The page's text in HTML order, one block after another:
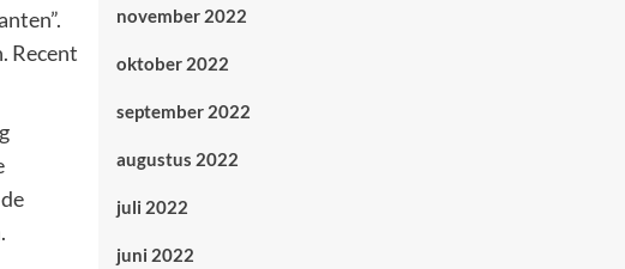
Recent
november 2022
oktober 2022
september 2022
augustus 2022
juli 2022
juni 2022